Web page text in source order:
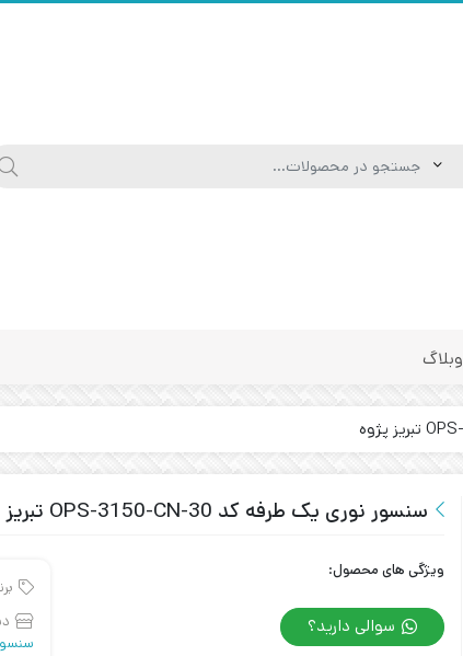
وبلاگ
سنسور نوری یک طرفه کد OPS-3150-CN-30 تبریز پژوه
ویژگی های محصول:
سوالی دارید؟